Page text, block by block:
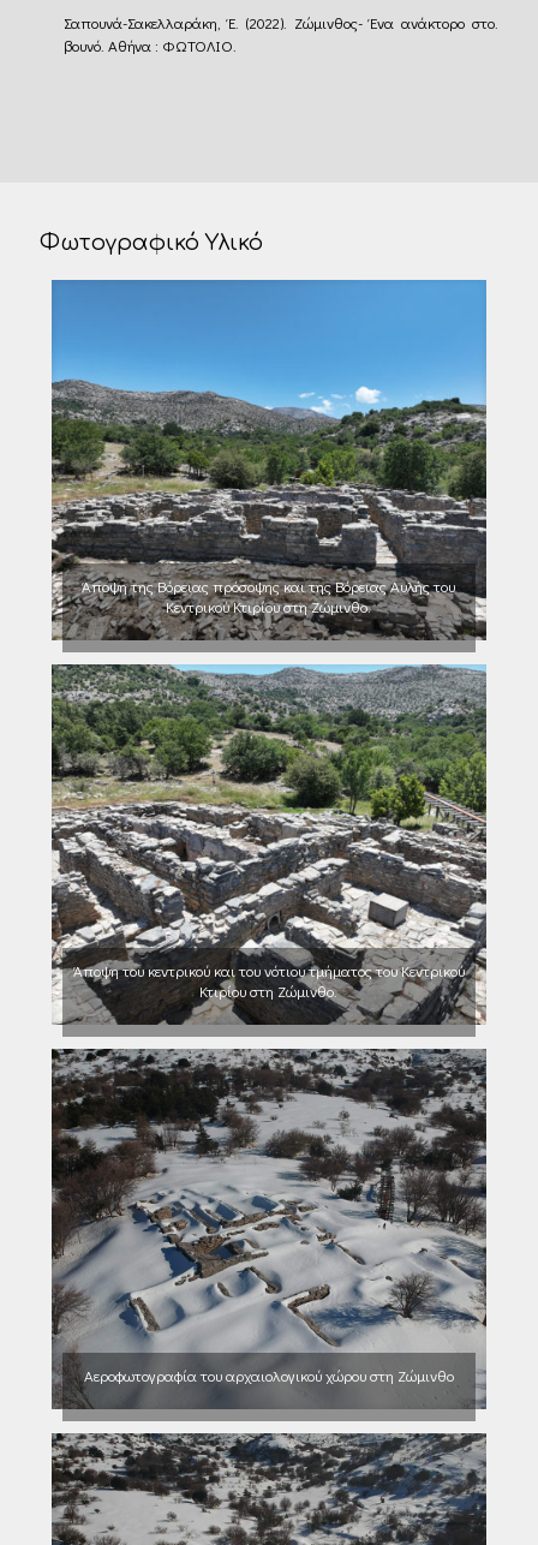
Σαπουνά-Σακελλαράκη, Έ. (2022). Ζώμινθος- Ένα ανάκτορο στο.
βουνό. Αθήνα : ΦΩΤΟΛΙΟ.
Φωτογραφικό Υλικό
Άποψη της Βόρειας πρόσοψης και της Βόρειας Αυλής του
Κεντρικού Κτιρίου στη Ζώμινθο.
Άποψη του κεντρικού και του νότιου τμήματος του Κεντρικού
Κτιρίου στη Ζώμινθο.
Αεροφωτογραφία του αρχαιολογικού χώρου στη Ζώμινθο